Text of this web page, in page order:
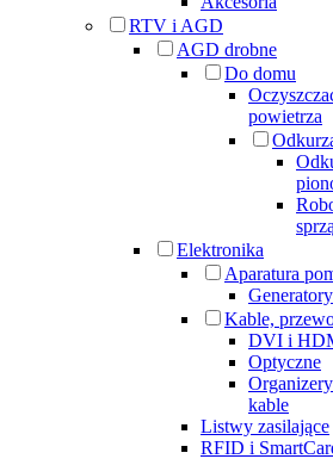
RTV i AGD
AGD drobne
Do domu
powietrza
Elektronika
Aparatura
Generatory
Kable,
DVI i
Optyczne
kable
Listwy zasilające
RFID i